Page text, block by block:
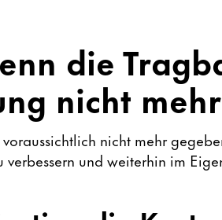
die
nicht
nicht mehr
und weiterhin im